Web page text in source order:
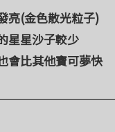
亮(金色散光粒子)
星星沙子較少
會比其他寶可夢快